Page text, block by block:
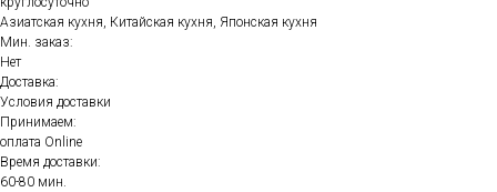
Азиатская кухня, Китайская кухня, Японская кухня
Мин. заказ:
Нет
Доставка:
Условия доставки
Принимаем:
оплата Online
Время доставки:
60-80 мин.